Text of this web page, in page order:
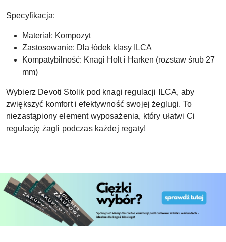
Specyfikacja:
Materiał: Kompozyt
Zastosowanie: Dla łódek klasy ILCA
Kompatybilność: Knagi Holt i Harken (rozstaw śrub 27
mm)
Wybierz Devoti Stolik pod knagi regulacji ILCA, aby
zwiększyć komfort i efektywność swojej żeglugi. To
niezastąpiony element wyposażenia, który ułatwi Ci
regulację żagli podczas każdej regaty!